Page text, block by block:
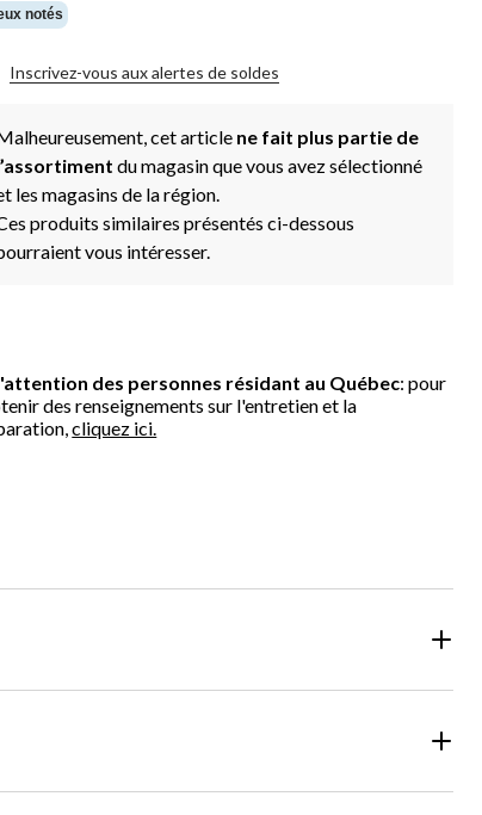
notés
Inscrivez-vous aux alertes de soldes
cet article ne fait plus partie de
’assortiment du magasin que vous avez sélectionné
les magasins de la région.
produits similaires présentés ci-dessous
vous intéresser.
des personnes résidant au Québec: pour
des renseignements sur l'entretien et la
cliquez ici.